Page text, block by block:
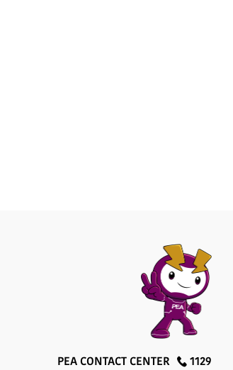
PEA CONTACT CENTER 1129